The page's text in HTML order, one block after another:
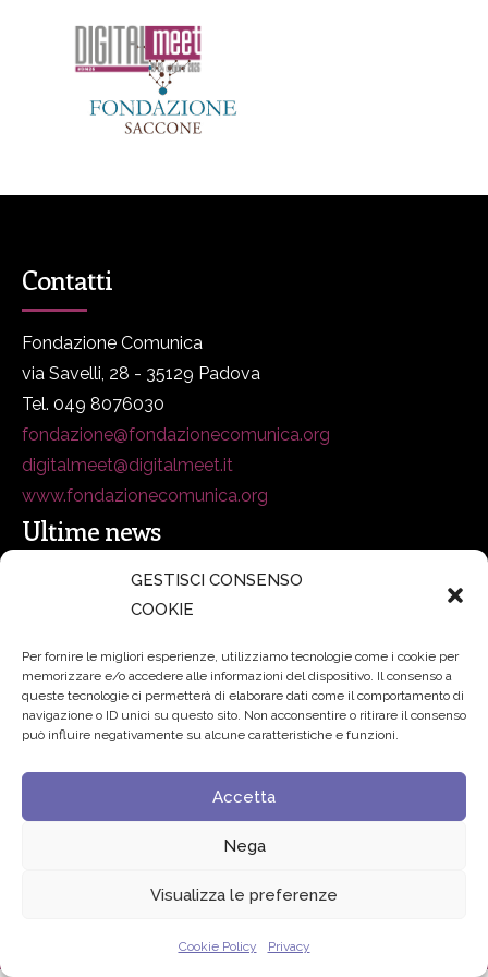
GESTISCI CONSENSO
COOKIE
Per fornire le migliori esperienze, utilizziamo tecnologie come i cookie per
memorizzare e/o accedere alle informazioni del dispositivo. Il consenso a
queste tecnologie ci permetterà di elaborare dati come il comportamento di
navigazione o ID unici su questo sito. Non acconsentire o ritirare il consenso
può influire negativamente su alcune caratteristiche e funzioni.
Accetta
Nega
Visualizza le preferenze
Cookie Policy Privacy
Contatti
Fondazione Comunica
via Savelli, 28 - 35129 Padova
Tel. 049 8076030
fondazione@fondazionecomunica.org
digitalmeet@digitalmeet.it
www.fondazionecomunica.org
Ultime news
secsolutionforum 2026: è Bologna la nuova capitale
Padre Benanti: «Intelligenza artificiale? Contro i nuovi
algoritmi del potere serve una governance condivisa»
Edvance – Digital Education Hub Higher Education